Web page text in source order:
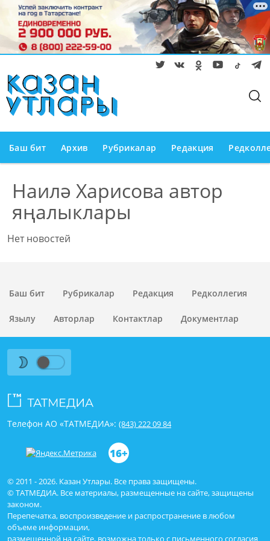
Баш бит Архив Рубрикалар Редакция
Наилә Харисова автор
яңалыклары
Нет новостей
Баш бит Рубрикалар Редакция Редколлегия
Язылу Авторлар Контактлар Документлар
© 2011 - 2026. Казан Утлары. Все права защищены.
© ТАТМЕДИА. Все материалы, размещенные на сайте, защищены
законом.
Перепечатка, воспроизведение и распространение в любом
объеме информации,
Телефон АО «ТАТМЕДИА»: (843) 222 09 84
16+